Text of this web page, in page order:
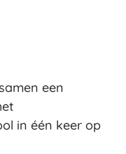
een
in één keer op